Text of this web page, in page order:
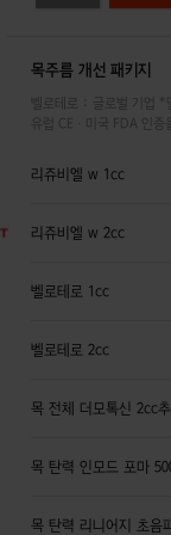
목주름 개선 패키지
벨로테로 : 글로벌 기업
유럽 CE · 미국 FDA 인
리쥬비엘 w 1cc
리쥬비엘 w 2cc
벨로테로 1cc
벨로테로 2cc
목 전체 더모톡신 2cc
목 탄력 인모드 포마
목 탄력 리니어지 초음